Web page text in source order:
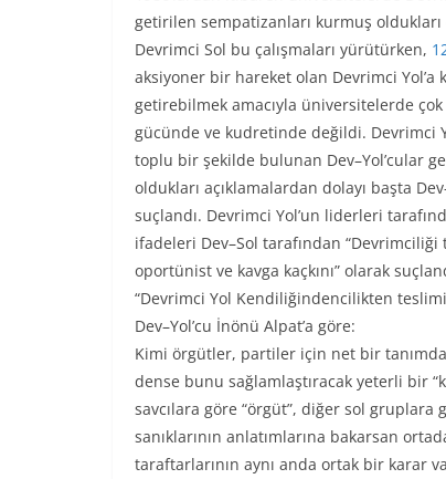
getirilen sempatizanları kurmuş
Devrimci Sol bu çalışmaları yürütürken,
aksiyoner bir hareket olan Devrimci
getirebilmek amacıyla üniversitelerde
gücünde ve kudretinde değildi. Devrimci
toplu bir şekilde bulunan Dev–Yol’cular
oldukları açıklamalardan dolayı başta
suçlandı. Devrimci Yol’un liderleri
ifadeleri Dev–Sol tarafından
oportünist ve kavga kaçkını” olarak
“Devrimci Yol Kendiliğindencilikten
Dev–Yol’cu İnönü Alpat’a göre:
Kimi örgütler, partiler için net bir
dense bunu sağlamlaştıracak yeterli bir
savcılara göre “örgüt”, diğer sol
sanıklarının anlatımlarına bakarsan
taraftarlarının aynı anda ortak bir karar